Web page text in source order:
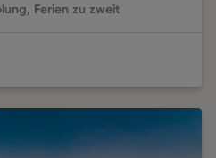
Ferien zu zweit